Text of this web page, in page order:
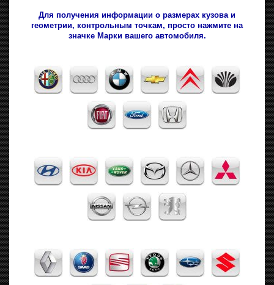
Для получения информации о размерах кузова и
геометрии, контрольным точкам, просто нажмите на
значке Марки вашего автомобиля.